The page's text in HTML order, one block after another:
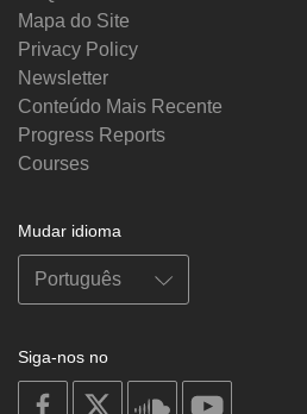
Mapa do Site
Privacy Policy
Newsletter
Conteúdo Mais Recente
Progress Reports
Courses
Mudar idioma
Siga-nos no
on